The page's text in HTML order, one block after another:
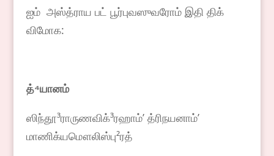
ஐம் அஸ்த்ராய பட் பூர்புவஸுவரோம் இதி திக்
விமோக:
த்⁴யானம்
ஸிந்தூ³ராருணவிக்³ரஹாம்ʼ த்ரிநயனாம்ʼ
மாணிக்யமௌலிஸ்பு²ரத்